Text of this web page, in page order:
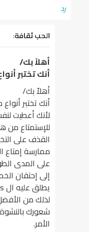
رد
يقول
الحب ثقافة:
أهلاً بك/
أنك تختبر
أهلاً بك/
أنك تختبر
لأنك أعطيت
للإستمتاع من
القذف على
ممارسة إمتاع
على المدى
إلى إحتقان
لذلك من
شعورك
الأمر.